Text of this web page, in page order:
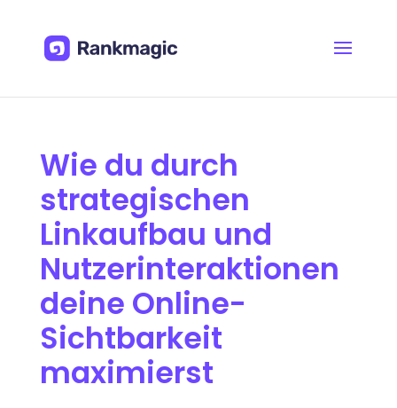
Wie du durch
strategischen
Linkaufbau und
Nutzerinteraktionen
deine Online-
Sichtbarkeit
maximierst